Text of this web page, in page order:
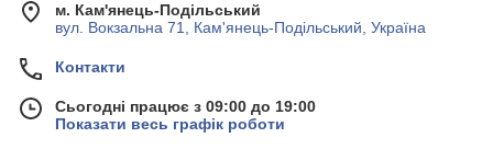
м. Кам'янець-Подільський
вул. Вокзальна 71, Кам'янець-Подільський, Україна
Контакти
Сьогодні працює з 09:00 до 19:00
Показати весь графік роботи